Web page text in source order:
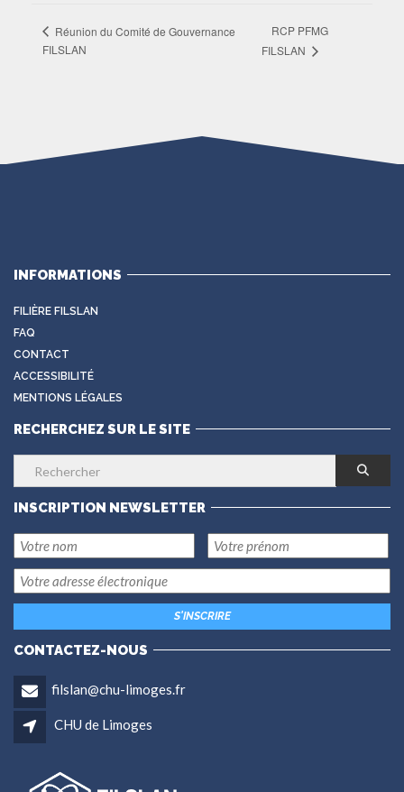
Réunion du Comité de Gouvernance
FILSLAN
RCP PFMG
FILSLAN
INFORMATIONS
FILIÈRE FILSLAN
FAQ
CONTACT
ACCESSIBILITÉ
MENTIONS LÉGALES
RECHERCHEZ SUR LE SITE
INSCRIPTION NEWSLETTER
CONTACTEZ-NOUS
filslan@chu-limoges.fr
CHU de Limoges